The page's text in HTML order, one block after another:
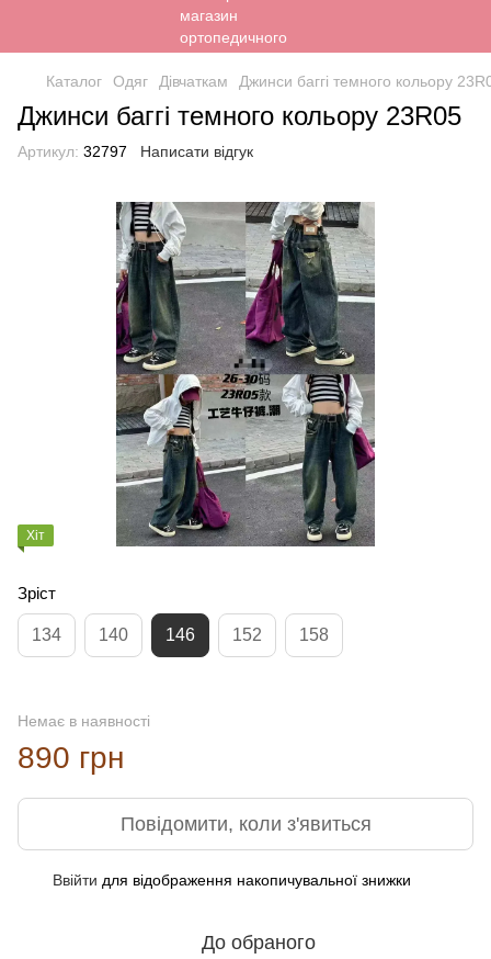
Каталог Одяг Дівчаткам Джинси баггі темного кольору
Джинси баггі темного кольору 23R05
Артикул: 32797 Написати відгук
Хіт
Зріст
134 140 146 152 158
Немає в наявності
890 грн
Повідомити, коли з'явиться
Ввійти для відображення накопичувальної знижки
До обраного